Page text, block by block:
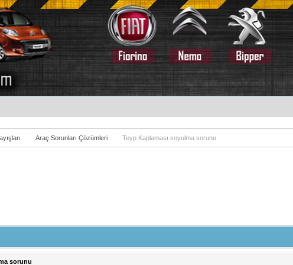
Araç Sorunları Çözümleri Teyp Kaplaması soyulma sorunu
sorunu